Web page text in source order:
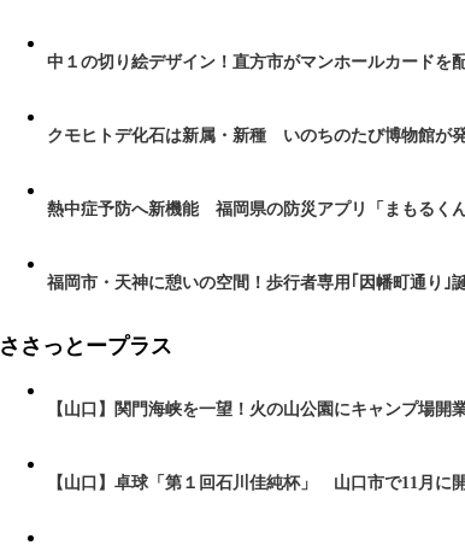
中１の切り絵デザイン！直方市がマンホールカードを
クモヒトデ化石は新属・新種 いのちのたび博物館が
熱中症予防へ新機能 福岡県の防災アプリ「まもるくん
福岡市・天神に憩いの空間！歩行者専用｢因幡町通り｣
ささっとープラス
【山口】関門海峡を一望！火の山公園にキャンプ場開
【山口】卓球「第１回石川佳純杯」 山口市で11月に